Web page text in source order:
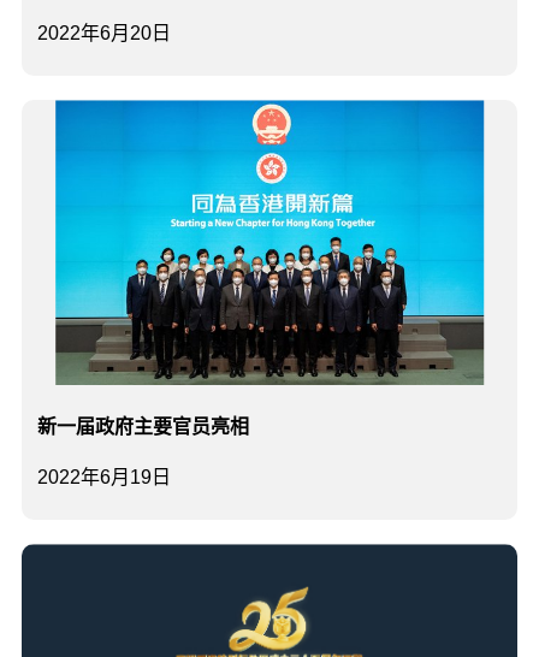
2022年6月20日
2022年6月19日
新一届政府主要官员亮相